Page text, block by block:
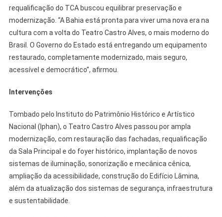
requalificação do TCA buscou equilibrar preservação e
modernização. “A Bahia está pronta para viver uma nova era na
cultura com a volta do Teatro Castro Alves, o mais moderno do
Brasil. O Governo do Estado está entregando um equipamento
restaurado, completamente modernizado, mais seguro,
acessível e democrático”, afirmou.
Intervenções
Tombado pelo Instituto do Patrimônio Histórico e Artístico
Nacional (Iphan), o Teatro Castro Alves passou por ampla
modernização, com restauração das fachadas, requalificação
da Sala Principal e do foyer histórico, implantação de novos
sistemas de iluminação, sonorização e mecânica cênica,
ampliação da acessibilidade, construção do Edifício Lâmina,
além da atualização dos sistemas de segurança, infraestrutura
e sustentabilidade.